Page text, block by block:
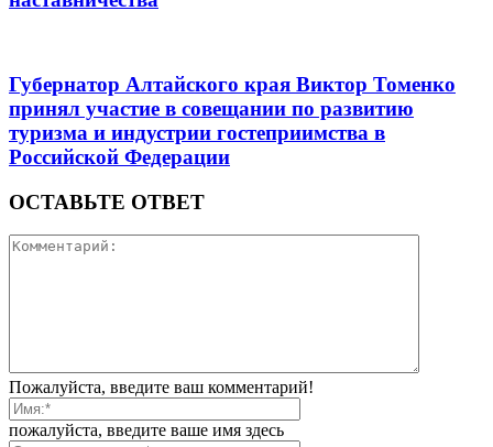
Губернатор Алтайского края Виктор Томенко
принял участие в совещании по развитию
туризма и индустрии гостеприимства в
Российской Федерации
ОСТАВЬТЕ ОТВЕТ
Пожалуйста, введите ваш комментарий!
пожалуйста, введите ваше имя здесь